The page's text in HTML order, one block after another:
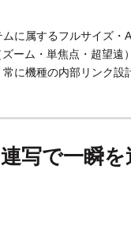
に属するフルサイズ・
ーム・単焦点・超望遠
に機種の内部リンク設
写で一瞬